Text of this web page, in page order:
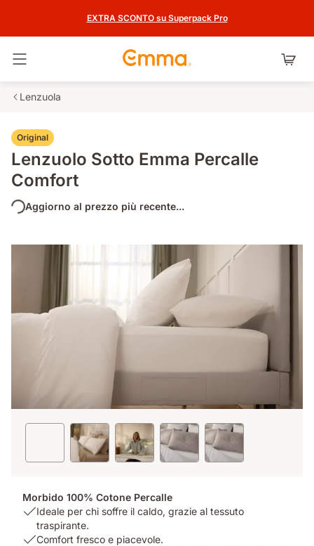
EXTRA SCONTO su Superpack Pro
Lenzuola
Original
Lenzuolo Sotto Emma Percalle
Comfort
Aggiorno al prezzo più recente...
Morbido 100% Cotone Percalle
USP
Ideale
Ideale per chi soffre il caldo, grazie al tessuto
traspirante.
USPComfort fresco e piacevole.